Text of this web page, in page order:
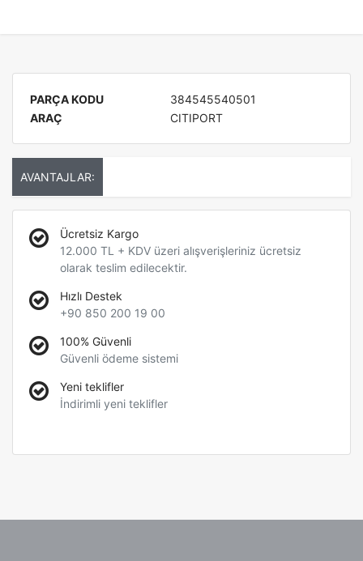
PARÇA KODU
384545540501
ARAÇ
CITIPORT
AVANTAJLAR:
Ücretsiz Kargo
12.000 TL + KDV üzeri alışverişleriniz ücretsiz
olarak teslim edilecektir.
Hızlı Destek
+90 850 200 19 00
100% Güvenli
Güvenli ödeme sistemi
Yeni teklifler
İndirimli yeni teklifler